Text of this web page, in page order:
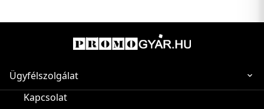
Ügyfélszolgálat
Kapcsolat